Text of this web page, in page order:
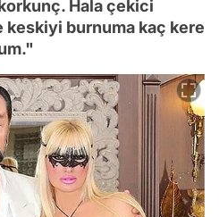
Hala çekici
keskiyi burnuma kaç kere